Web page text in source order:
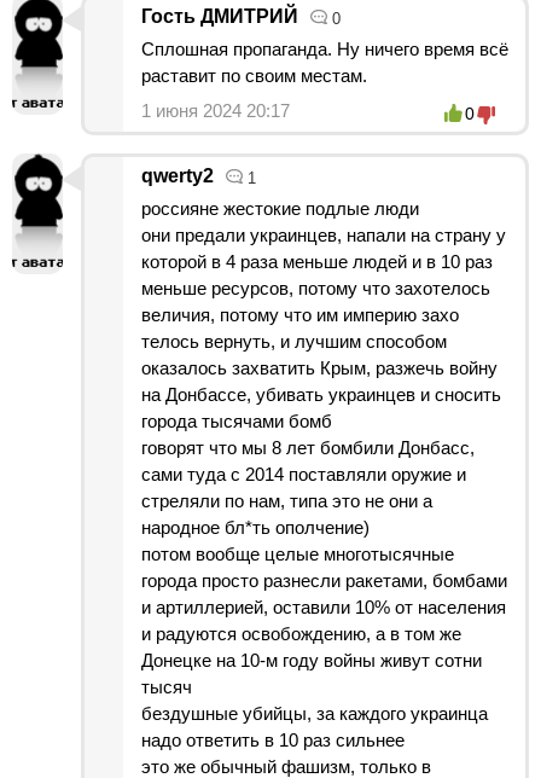
Гость ДМИТРИЙ 0
Сплошная пропаганда. Ну ничего время всё
раставит по своим местам.
1 июня 2024 20:17
0
qwerty2 1
россияне жестокие подлые люди
они предали украинцев, напали на страну у
которой в 4 раза меньше людей и в 10 раз
меньше ресурсов, потому что захотелось
величия, потому что им империю захо
телось вернуть, и лучшим способом
оказалось захватить Крым, разжечь войну
на Донбассе, убивать украинцев и сносить
города тысячами бомб
говорят что мы 8 лет бомбили Донбасс,
сами туда с 2014 поставляли оружие и
стреляли по нам, типа это не они а
народное бл*ть ополчение)
потом вообще целые многотысячные
города просто разнесли ракетами, бомбами
и артиллерией, оставили 10% от населения
и радуются освобождению, а в том же
Донецке на 10-м году войны живут сотни
тысяч
бездушные убийцы, за каждого украинца
надо ответить в 10 раз сильнее
это же обычный фашизм, только в